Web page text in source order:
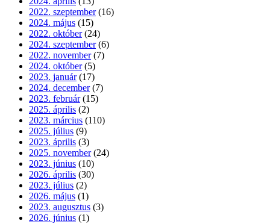
2022. szeptember (16)
2024. május (15)
2022. október (24)
2024. szeptember (6)
2022. november (7)
2024. október (5)
2023. január (17)
2024. december (7)
2023. február (15)
2025. április (2)
2023. március (110)
2025. július (9)
2023. április (3)
2025. november (24)
2023. június (10)
2026. április (30)
2023. július (2)
2026. május (1)
2023. augusztus (3)
2026. június (1)